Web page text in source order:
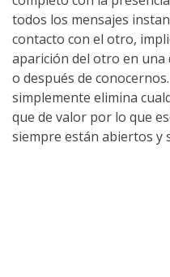
todos los mensajes
contacto con el otro,
aparición del otro en una
o después de
simplemente elimina
que de valor por lo que
siempre están abiertos y